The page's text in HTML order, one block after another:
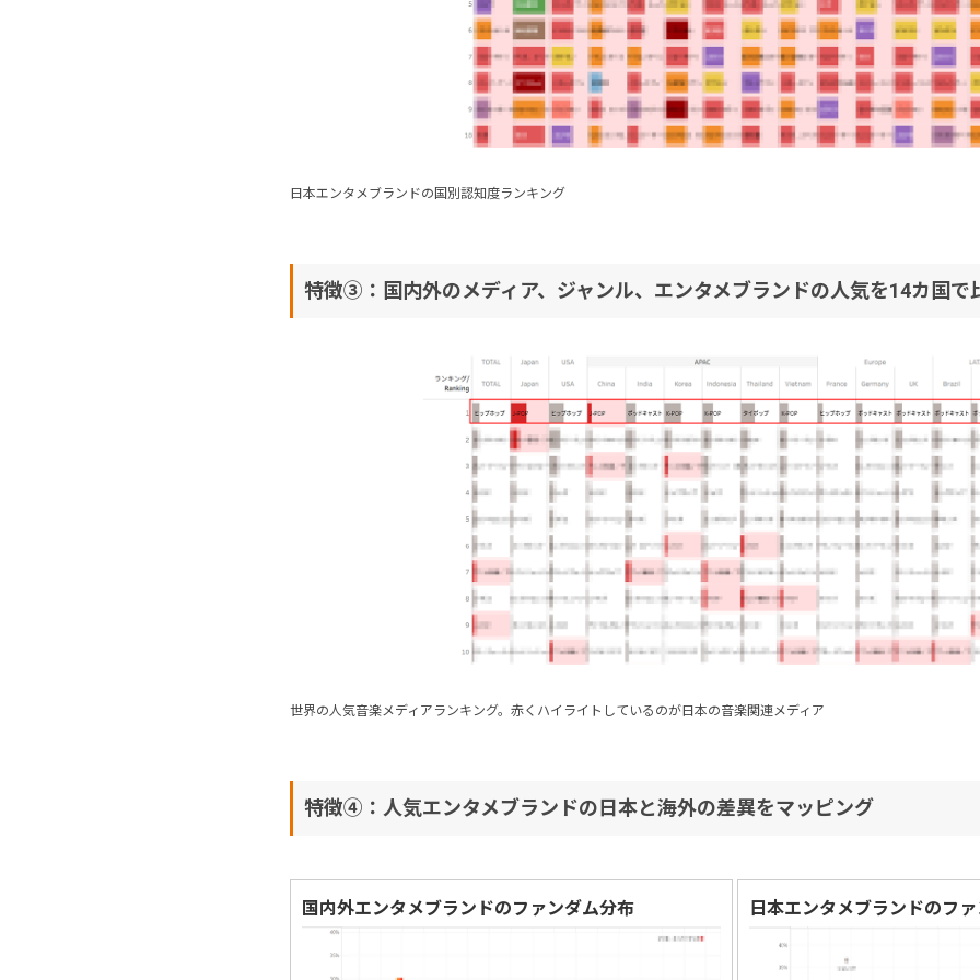
日本エンタメブランドの国別認知度ランキング
特徴③：国内外のメディア、ジャンル、エンタメブランドの人気を14カ国で
世界の人気音楽メディアランキング。赤くハイライトしているのが日本の音楽関連メディア
特徴④：人気エンタメブランドの日本と海外の差異をマッピング
国内外エンタメブランドのファンダム分布 日本エンタメブランドのフ